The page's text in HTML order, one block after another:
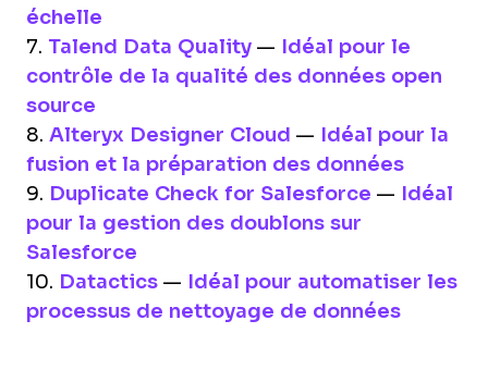
échelle
7. Talend Data Quality —
Idéal pour le
contrôle de la qualité des données open
source
8. Alteryx Designer Cloud —
Idéal pour la
fusion et la préparation des données
9. Duplicate Check for Salesforce —
Idéal
pour la gestion des doublons sur
Salesforce
10. Datactics —
Idéal pour automatiser les
processus de nettoyage de données